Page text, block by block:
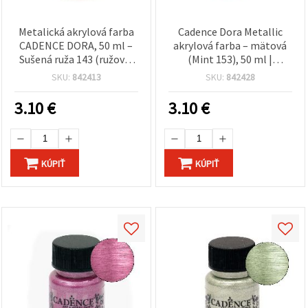
Metalická akrylová farba
CADENCE DORA, 50 ml –
Sušená ruža 143 (ružová,
perleťový efekt) |
dekoratívna farba na
ručné práce a DIY
SKU: 842413
3.10€
KÚPIŤ
Cadence Dora Metallic
akrylová farba – mätová
(Mint 153), 50 ml |
trblietavý efekt, na rôzne
domácu dekoráciu
SKU: 842428
3.10€
KÚPIŤ